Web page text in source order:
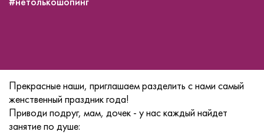
Прекрасные наши, приглашаем разделить с нами самый
женственный праздник года!
Приводи подруг, мам, дочек - у нас каждый найдет
занятие по душе: